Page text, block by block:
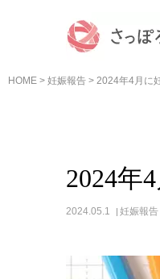
HOME > 妊娠報告 > 2024年4月に
2024年
2024.05.1 妊娠報告